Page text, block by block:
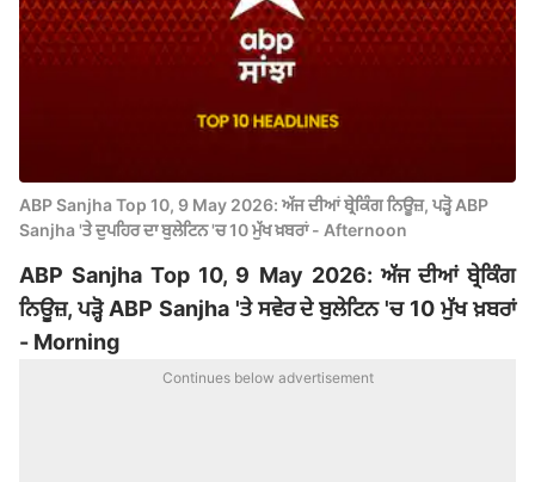
ABP Sanjha Top 10, 9 May 2026: ਅੱਜ ਦੀਆਂ ਬ੍ਰੇਕਿੰਗ ਨਿਊਜ਼, ਪੜ੍ਹੋ ABP
Sanjha 'ਤੇ ਦੁਪਹਿਰ ਦਾ ਬੁਲੇਟਿਨ 'ਚ 10 ਮੁੱਖ ਖ਼ਬਰਾਂ - Afternoon
ABP Sanjha Top 10, 9 May 2026: ਅੱਜ ਦੀਆਂ ਬ੍ਰੇਕਿੰਗ
ਨਿਊਜ਼, ਪੜ੍ਹੋ ABP Sanjha 'ਤੇ ਸਵੇਰ ਦੇ ਬੁਲੇਟਿਨ 'ਚ 10 ਮੁੱਖ ਖ਼ਬਰਾਂ
- Morning
Continues below advertisement